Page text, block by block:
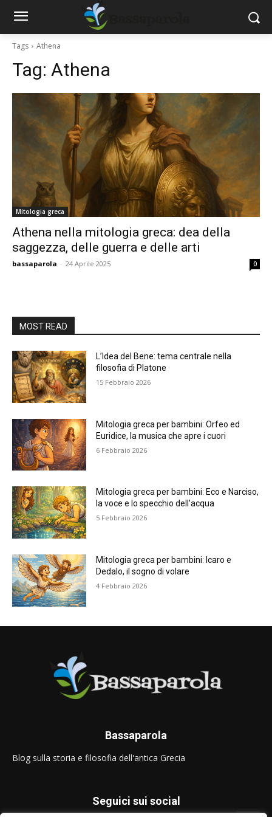
Tags Athena
Tag: Athena
Mitologia greca
Athena nella mitologia greca: dea della
saggezza, delle guerra e delle arti
bassaparola - 24 Aprile 2025 0
MOST READ
L’Idea del Bene: tema centrale nella
filosofia di Platone
15 Febbraio 2026
Mitologia greca per bambini: Orfeo ed
Euridice, la musica che apre i cuori
6 Febbraio 2026
Mitologia greca per bambini: Eco e Narciso,
la voce e lo specchio dell’acqua
5 Febbraio 2026
Mitologia greca per bambini: Icaro e
Dedalo, il sogno di volare
4 Febbraio 2026
Bassaparola
Blog sulla storia e filosofia dell'antica Grecia
Seguici sui social